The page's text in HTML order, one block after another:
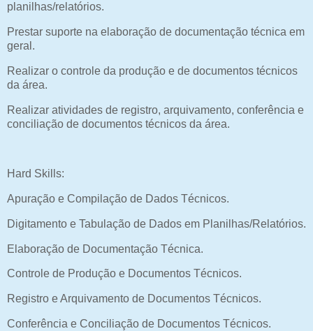
planilhas/relatórios.
Prestar suporte na elaboração de documentação técnica em
geral.
Realizar o controle da produção e de documentos técnicos
da área.
Realizar atividades de registro, arquivamento, conferência e
conciliação de documentos técnicos da área.
Hard Skills:
Apuração e Compilação de Dados Técnicos.
Digitamento e Tabulação de Dados em Planilhas/Relatórios.
Elaboração de Documentação Técnica.
Controle de Produção e Documentos Técnicos.
Registro e Arquivamento de Documentos Técnicos.
Conferência e Conciliação de Documentos Técnicos.